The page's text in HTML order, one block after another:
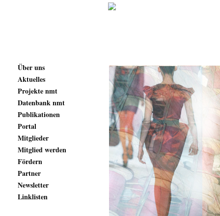
Über uns
Aktuelles
Projekte nmt
Datenbank nmt
Publikationen
Portal
Mitglieder
Mitglied werden
Fördern
Partner
Newsletter
Linklisten